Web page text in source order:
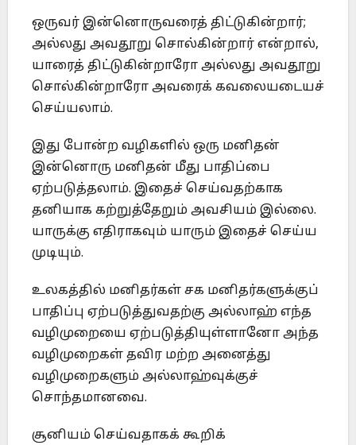
ஒருவர் இன்னொருவரைத் திட்டுகின்றார்;
அல்லது அவதூறு சொல்கின்றார் என்றால்,
யாரைத் திட்டுகின்றாரோ அல்லது அவதூறு
சொல்கின்றாரோ அவரைக் கவலையடையச்
செய்யலாம்.
இது போன்ற வழிகளில் ஒரு மனிதன்
இன்னொரு மனிதன் மீது பாதிப்பை
ஏற்படுத்தலாம். இதைச் செய்வதற்காக
தனியாக கற்றுத்தேறும் அவசியம் இல்லை.
யாருக்கு எதிராகவும் யாரும் இதைச் செய்ய
முடியும்.
உலகத்தில் மனிதர்கள் சக மனிதர்களுக்குப்
பாதிப்பு ஏற்படுத்துவதற்கு அல்லாஹ் எந்த
வழிமுறையை ஏற்படுத்தியுள்ளானோ அந்த
வழிமுறைகள் தவிர மற்ற அனைத்து
வழிமுறைகளும் அல்லாஹ்வுக்குச்
சொந்தமானவை.
சூனியம் செய்வதாகக் கூறிக்